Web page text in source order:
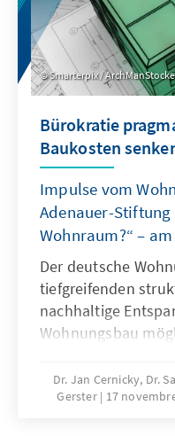
Smarterpix /
Bürokratie
Baukosten
Impulse vom
Adenauer-Stiftung
Wohnraum?“ –
Der deutsche
tiefgreifenden
nachhaltige
Wohnungsbau
Vorgaben
Zur Lösung des
Dr. Jan Cernicky, Dr.
Gerster
17